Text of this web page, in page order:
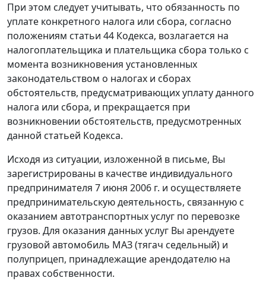
При этом следует учитывать, что обязанность по
уплате конкретного налога или сбора, согласно
положениям статьи 44 Кодекса, возлагается на
налогоплательщика и плательщика сбора только с
момента возникновения установленных
законодательством о налогах и сборах
обстоятельств, предусматривающих уплату данного
налога или сбора, и прекращается при
возникновении обстоятельств, предусмотренных
данной статьей Кодекса.
Исходя из ситуации, изложенной в письме, Вы
зарегистрированы в качестве индивидуального
предпринимателя 7 июня 2006 г. и осуществляете
предпринимательскую деятельность, связанную с
оказанием автотранспортных услуг по перевозке
грузов. Для оказания данных услуг Вы арендуете
грузовой автомобиль МАЗ (тягач седельный) и
полуприцеп, принадлежащие арендодателю на
правах собственности.